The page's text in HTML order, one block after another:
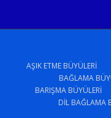
AŞIK ETME BÜYÜLERI
BAĞLAMA
BARIŞMA BÜYÜLERI
DIL BAĞLAMA